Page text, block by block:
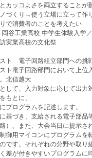
カッコよさを両立することが
づくり→使う立場に立って作
で消費者のことを考えたい
谷工業高校 中学生体験入学
実業高校の文化祭
ト　電子回路組立部門への挑
ト電子回路部門において上位
北信越大
して、入力対象に応じて出力
もとに、
プログラムを記述します。
基づき、支給される電子部品
）。また、大会当日に提示さ
御用マイコンにプログラムを
です。それぞれの分野や取り
差が付きやすいプログラムに